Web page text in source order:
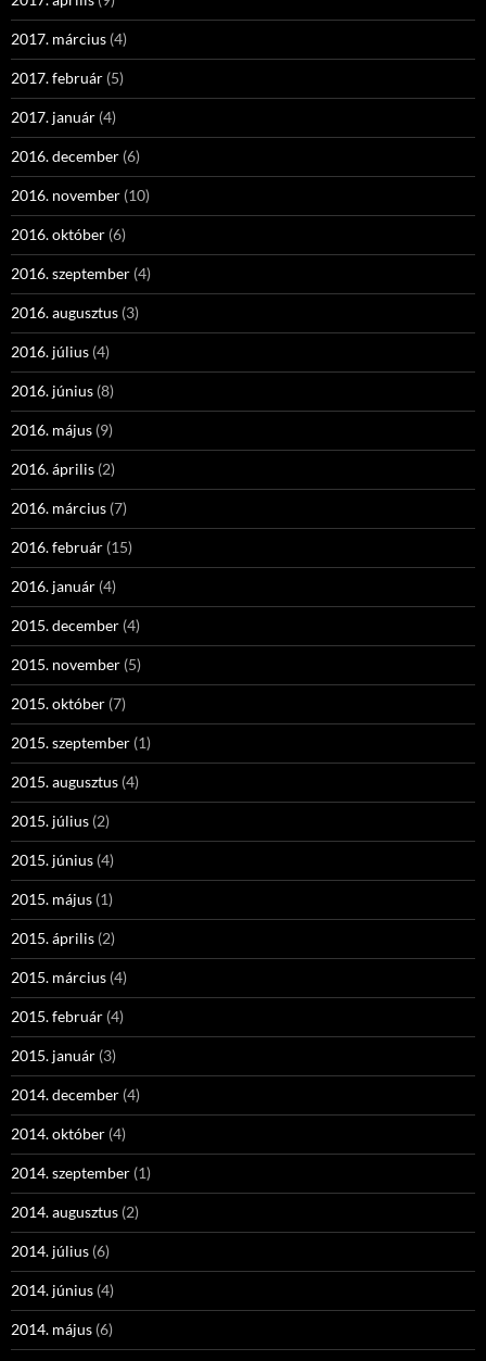
2017. március (4)
2017. február (5)
2017. január (4)
2016. december (6)
2016. november (10)
2016. október (6)
2016. szeptember (4)
2016. augusztus (3)
2016. július (4)
2016. június (8)
2016. május (9)
2016. április (2)
2016. március (7)
2016. február (15)
2016. január (4)
2015. december (4)
2015. november (5)
2015. október (7)
2015. szeptember (1)
2015. augusztus (4)
2015. július (2)
2015. június (4)
2015. május (1)
2015. április (2)
2015. március (4)
2015. február (4)
2015. január (3)
2014. december (4)
2014. október (4)
2014. szeptember (1)
2014. augusztus (2)
2014. július (6)
2014. június (4)
2014. május (6)